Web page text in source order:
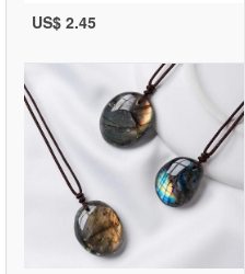
US$ 2.45